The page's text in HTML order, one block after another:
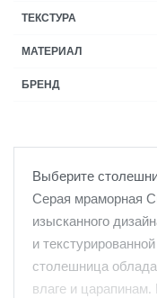
ТЕКСТУРА
МАТЕРИАЛ
БРЕНД
Выберите
Серая мраморная
изысканного
и
столешница
влаге и